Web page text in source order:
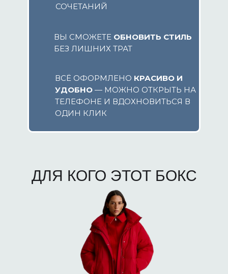
СОЧЕТАНИЙ
ВЫ СМОЖЕТЕ ОБНОВИТЬ СТИЛЬ
БЕЗ ЛИШНИХ ТРАТ
ВСЁ ОФОРМЛЕНО КРАСИВО И
УДОБНО — МОЖНО ОТКРЫТЬ НА
ТЕЛЕФОНЕ И ВДОХНОВИТЬСЯ В
ОДИН КЛИК
ДЛЯ КОГО ЭТОТ БОКС